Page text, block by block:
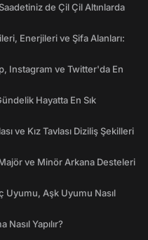
de Çil Çil Altınlarda
Enerjileri ve Şifa Alanları:
Instagram ve Twitter'da En
Hayatta En Sık
ve Kız Tavlası Diziliş Şekilleri
ve Minör Arkana Desteleri
Uyumu, Aşk Uyumu Nasıl
Yapılır?